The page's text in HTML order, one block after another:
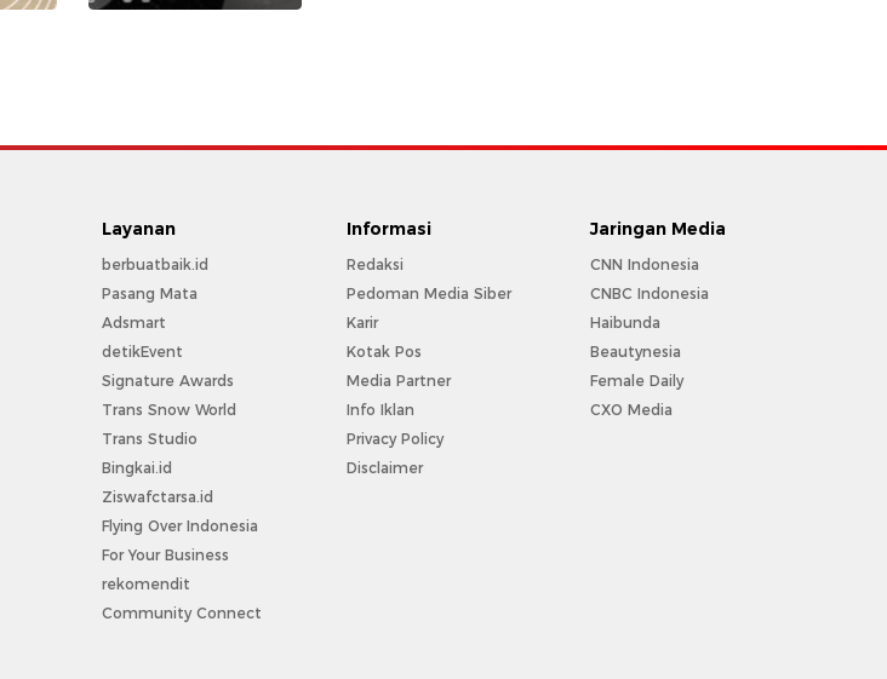
Layanan
berbuatbaik.id
Pasang Mata
Adsmart
detikEvent
Signature Awards
Trans Snow World
Trans Studio
Bingkai.id
Ziswafctarsa.id
Flying Over Indonesia
For Your Business
rekomendit
Community Connect
Informasi
Redaksi
Pedoman Media Siber
Karir
Kotak Pos
Media Partner
Info Iklan
Privacy Policy
Disclaimer
Jaringan Media
CNN Indonesia
CNBC Indonesia
Haibunda
Beautynesia
Female Daily
CXO Media